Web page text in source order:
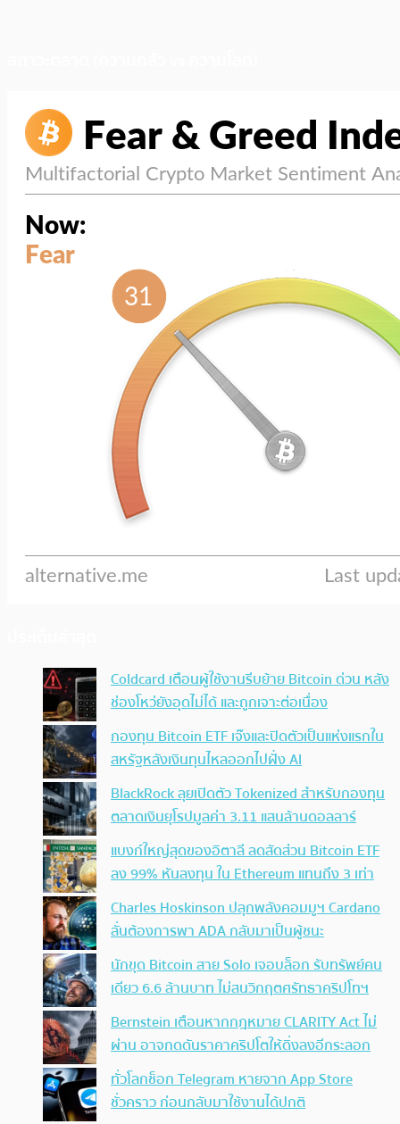
Coldcard เตือนผู้ใช้งานรีบย้าย Bitcoin ด่วน หลัง
ช่องโหว่ยังอุดไม่ได้ และถูกเจาะต่อเนื่อง
กองทุน Bitcoin ETF เจ๊งและปิดตัวเป็นแห่งแรกใน
สหรัฐหลังเงินทุนไหลออกไปฝั่ง AI
BlackRock ลุยเปิดตัว Tokenized สำหรับกองทุน
ตลาดเงินยุโรปมูลค่า 3.11 แสนล้านดอลลาร์
แบงก์ใหญ่สุดของอิตาลี ลดสัดส่วน Bitcoin ETF
ลง 99% หันลงทุน ใน Ethereum แทนถึง 3 เท่า
Charles Hoskinson ปลุกพลังคอมมูฯ Cardano
ลั่นต้องการพา ADA กลับมาเป็นผู้ชนะ
นักขุด Bitcoin สาย Solo เจอบล็อก รับทรัพย์คน
เดียว 6.6 ล้านบาท ไม่สนวิกฤตศรัทธาคริปโทฯ
Bernstein เตือนหากกฎหมาย CLARITY Act ไม่
ผ่าน อาจกดดันราคาคริปโตให้ดิ่งลงอีกระลอก
ทั่วโลกช็อก Telegram หายจาก App Store
ชั่วคราว ก่อนกลับมาใช้งานได้ปกติ